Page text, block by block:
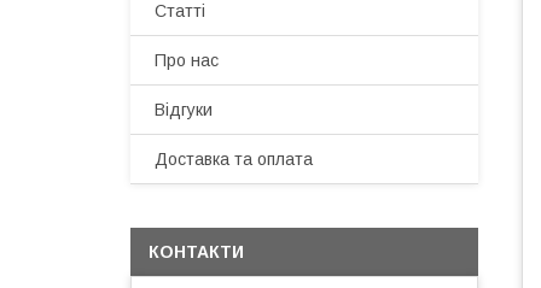
Статті
Про нас
Відгуки
Доставка та оплата
КОНТАКТИ